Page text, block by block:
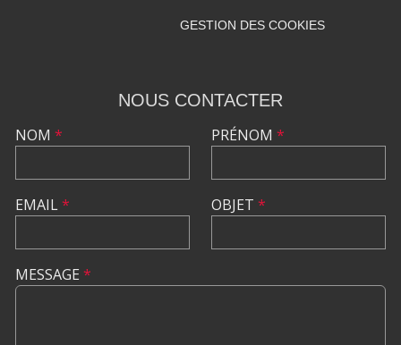
GESTION DES COOKIES
NOUS CONTACTER
NOM *
EMAIL*
PRÉNOM *
OBJET *
MESSAGE *